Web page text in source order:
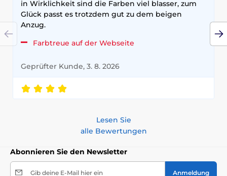
in Wirklichkeit sind die Farben viel blasser, zum
Glück passt es trotzdem gut zu dem beigen
Anzug.
Farbtreue auf der Webseite
Geprüfter Kunde, 3. 8. 2026
Lesen Sie
alle Bewertungen
Abonnieren Sie den Newsletter
Gib deine E-Mail hier ein Anmeldung